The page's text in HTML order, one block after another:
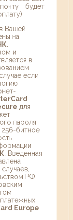
будет
Вашей
на
и
в
если
для
пароля.
битное
. Введенная
РФ.
Europe